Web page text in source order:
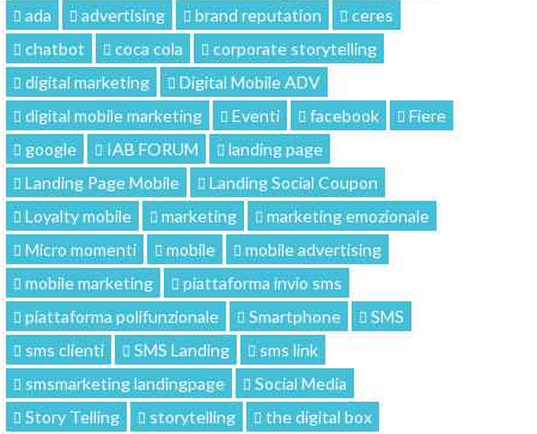
ada
advertising brand reputation
ceres
chatbot
coca cola
corporate storytelling
digital marketing
Digital Mobile ADV
digital mobile marketing
Eventi facebook
Fiere
google
IAB FORUM
landing page
Landing Page Mobile
Landing Social Coupon
Loyalty mobile
marketing
marketing emozionale
Micro momenti
mobile
mobile advertising
mobile marketing
piattaforma invio sms
piattaforma polifunzionale
Smartphone
SMS
sms clienti
SMS Landing
sms link
smsmarketing landingpage
Social Media
Story Telling
storytelling
the digital box